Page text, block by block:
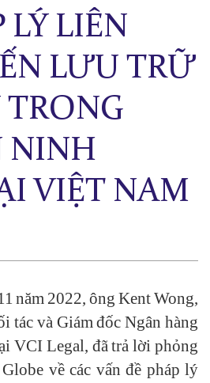
LÝ LIÊN
LƯU TRỮ
NINH
VIỆT NAM
năm 2022, ông Kent Wong,
tác và Giám đốc Ngân hàng
VCI Legal, đã trả lời phỏng
về các vấn đề pháp lý